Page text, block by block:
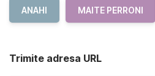
ANAHI MAITE PERRONI
Trimite adresa URL